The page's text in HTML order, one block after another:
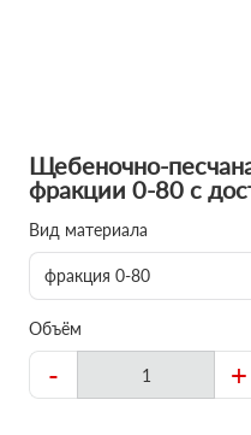
Щебеночно-
фракции 0-80 с
Вид материала
фракция 0-80
Объём
- +